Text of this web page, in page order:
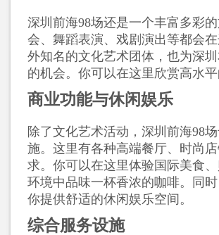
深圳前海98场还是一个丰富多彩
会、舞蹈表演、戏剧演出等都会
外知名的文化艺术团体，也为深
的机会。你可以在这里欣赏高水
商业功能与休闲娱乐
除了文化艺术活动，深圳前海98
施。这里有各种高端餐厅、时尚
求。你可以在这里体验国际美食
环境中品味一杯香浓的咖啡。同
你提供舒适的休闲娱乐空间。
综合服务设施